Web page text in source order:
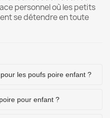
personnel où les petits
se détendre en toute
les poufs poire enfant ?
pour enfant ?